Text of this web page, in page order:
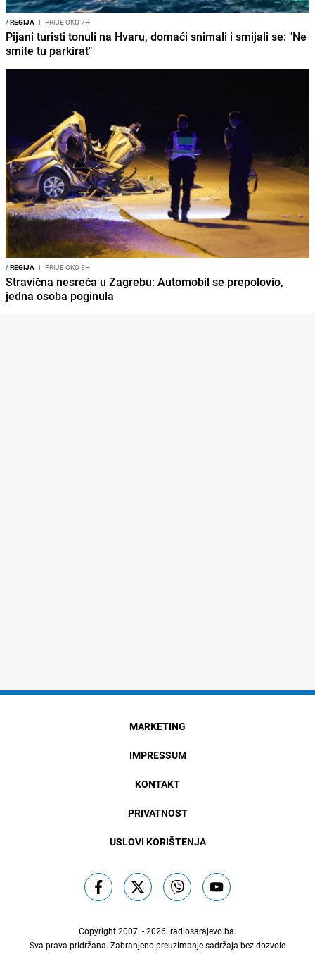
/REGIJA I PRIJE OKO 7H
Pijani turisti tonuli na Hvaru, domaći snimali i smijali se: "Ne
smite tu parkirat"
/REGIJA I PRIJE OKO 8H
Stravična nesreća u Zagrebu: Automobil se prepolovio,
jedna osoba poginula
MARKETING
IMPRESSUM
KONTAKT
PRIVATNOST
USLOVI KORIŠTENJA
Copyright 2007. - 2026. radiosarajevo.ba.
Sva prava pridržana. Zabranjeno preuzimanje sadržaja bez dozvole